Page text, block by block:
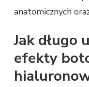
anatomicznych
Jak długo
efekty